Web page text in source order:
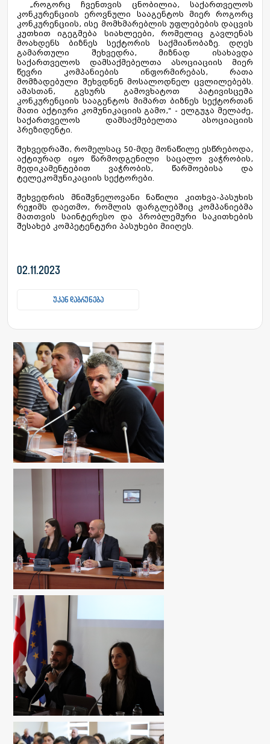
„როგორც ჩვენთვის ცნობილია, საქართველოს
კონკურენციის ეროვნული სააგენტოს მიერ როგორც
კონკურენციის, ისე მომხმარებლის უფლებების დაცვის
კუთხით იგეგმება სიახლეები, რომელიც გავლენას
მოახდენს ბიზნეს სექტორის საქმიანობაზე. დღეს
გამართული შეხვედრა, მიზნად ისახავდა
საქართველოს დამსაქმებელთა ასოციაციის მიერ
წევრი კომპანიების ინფორმირებას, რათა
მომზადებული შეხვდნენ მოსალოდნელ ცვლილებებს.
ამასთან, გვსურს გამოვხატოთ პატივისცემა
კონკურენციის სააგენტოს მიმართ ბიზნეს სექტორთან
მათი აქტიური კომუნიკაციის გამო,“ - ელგუჯა მელაძე,
საქართველოს დამსაქმებელთა ასოციაციის
პრეზიდენტი.
შეხვედრაში, რომელსაც 50-მდე მონაწილე ესწრებოდა,
აქტიურად იყო წარმოდგენილი საცალო ვაჭრობის,
მედიკამენტებით ვაჭრობის, წარმოებისა და
ტელეკომუნიკაციის სექტორები.
შეხვედრის მნიშვნელოვანი ნაწილი კითხვა-პასუხის
რეჟიმს დაეთმო, რომლის ფარგლებშიც კომპანიებმა
მათთვის საინტერესო და პრობლემური საკითხების
შესახებ კომპეტენტური პასუხები მიიღეს.
02.11.2023
უკან დაბრუნება